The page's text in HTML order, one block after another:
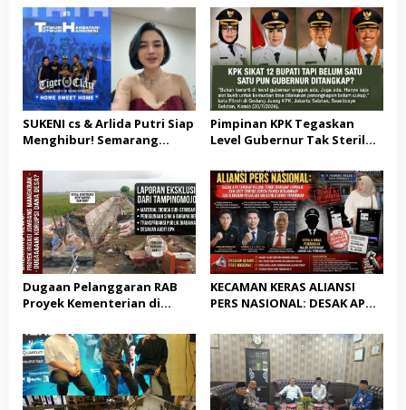
SUKENI cs & Arlida Putri Siap
Menghibur! Semarang
Akbar “Back On Track” 2026–
2029
Pimpinan KPK Tegaskan
Level Gubernur Tak Steril
Cukup, Bukan Dilindungi
Dugaan Pelanggaran RAB
Proyek Kementerian di
Nasionaldetik.com Desak
Tindakan Tegas
KECAMAN KERAS ALIANSI
PERS NASIONAL: DESAK APH
TERHADAP JURNALIS DAN
USUT TUNTAS GURITA
PUNGLI BERJAMAAH SERTA
DUGAAN KETERLIBATAN
KEPALA DINAS PENDIDIKAN